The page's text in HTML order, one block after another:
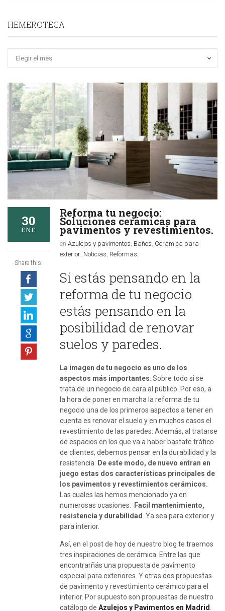
HEMEROTECA
30
ENE
Share this:
Reforma tu negocio:
Soluciones cerámicas para
pavimentos y revestimientos.
en Azulejos y pavimentos Baños Cerámica para
exterior, Noticias Reformas
Si estás pensando en la
reforma de tu negocio
estás pensando en la
posibilidad de renovar
suelos y paredes.
La imagen de tu negocio es uno de los
aspectos más importantes . Sobre todo si se
trata de un negocio de cara al público. Por eso, a
la hora de poner en marcha la reforma de tu
negocio una de los primeros aspectos a tener en
cuenta es renovar el suelo y en muchos casos el
revestimiento de las paredes. Además, al tratarse
de espacios en los que va a haber bastate tráfico
de clientes, debemos pensar en la durabilidad y la
resistencia.
De este modo, de nuevo entran en
juego estas dos características principales de
los pavimentos y revestimientos cerámicos.
Las cuales las hemos mencionado ya en
numerosas ocasiones:
Facil mantenimiento,
resistencia y durabilidad . Ya sea para exterior y
para interior.
Así, en el post de hoy de nuestro blog te traemos
tres inspiraciones de cerámica. Entre las que
encontrarñás una propuesta de pavimento
especial para exteriores. Y otras dos propuestas
de pavimento y revestimiento cerámico para el
interior. Por supuesto son propuestas de nuestro
catálogo de Azulejos y Pavimentos en Madrid